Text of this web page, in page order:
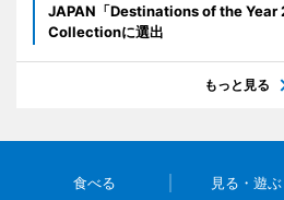
JAPAN「Destinations of the
Collectionに選出
もっと見る
食べる 見る・遊ぶ